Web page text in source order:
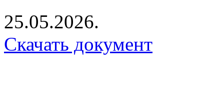
25.05.2026.
Скачать документ